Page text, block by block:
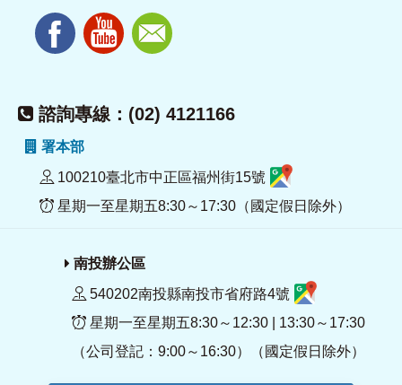
諮詢專線：(02) 4121166
署本部
100210臺北市中正區福州街15號
星期一至星期五8:30～17:30（國定假日除外）
南投辦公區
540202南投縣南投市省府路4號
星期一至星期五8:30～12:30 | 13:30～17:30
（公司登記：9:00～16:30）（國定假日除外）